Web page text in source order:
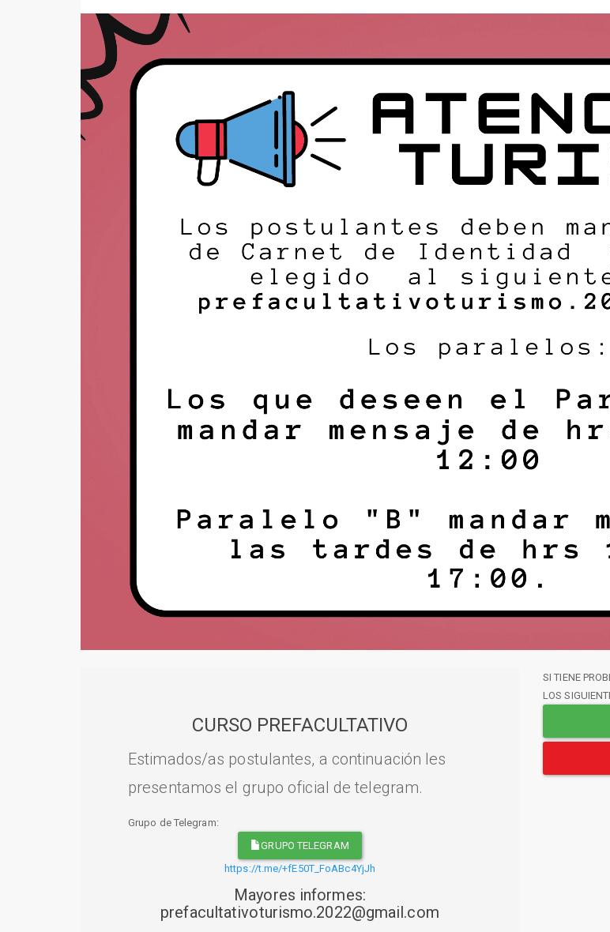
CURSO PREFACULTATIVO
Estimados/as postulantes, a continuación les
presentamos el grupo oficial de telegram.
Grupo de Telegram:
GRUPO TELEGRAM
https://t.me/+fE50T_FoABc4YjJh
Mayores informes:
prefacultativoturismo.2022@gmail.com
SI TIENE
LOS